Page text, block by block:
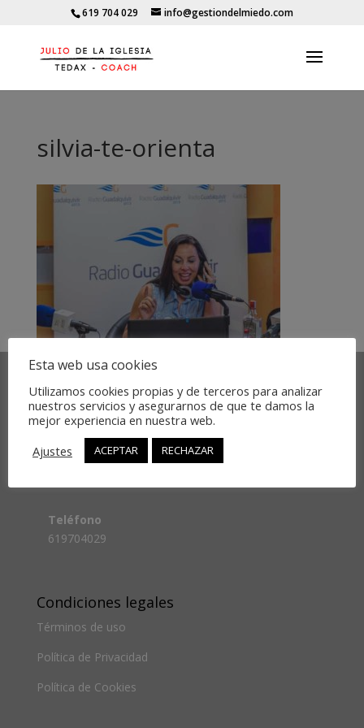
619 704 029 info@gestiondelmiedo.com
silvia-te-orienta
Comunícate con nosotros
Email
Teléfono
619704029
Condiciones legales
Términos de uso
Política de Privacidad
Política de Cookies
Esta web usa cookies
Utilizamos cookies propias y de terceros para analizar
nuestros servicios y asegurarnos de que te damos la
mejor experiencia en nuestra web.
Ajustes
ACEPTAR RECHAZAR